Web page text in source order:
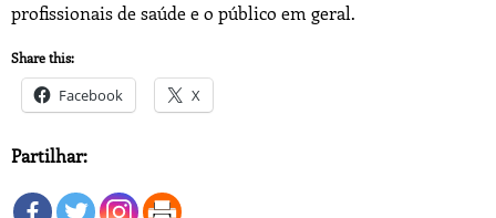
profissionais de saúde e o público em geral.
Share this:
Facebook X
Partilhar: